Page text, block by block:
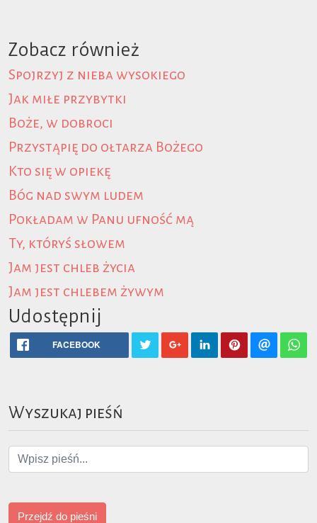
Zobacz również
Spojrzyj z nieba wysokiego
Jak miłe przybytki
Boże, w dobroci
Przystąpię do ołtarza Bożego
Kto się w opiekę
Bóg nad swym ludem
Pokładam w Panu ufność mą
Ty, któryś słowem
Jam jest chleb życia
Jam jest chlebem żywym
Udostępnij
FACEBOOK
Wyszukaj pieśń
Przejdź do pieśni